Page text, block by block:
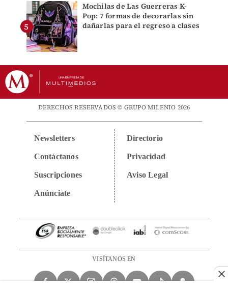
Mochilas de Las Guerreras K-
Pop: 7 formas de decorarlas sin
dañarlas para el regreso a clases
DERECHOS RESERVADOS © GRUPO MILENIO 2026
Newsletters
Contáctanos
Suscripciones
Anúnciate
Directorio
Privacidad
Aviso Legal
VISÍTANOS EN